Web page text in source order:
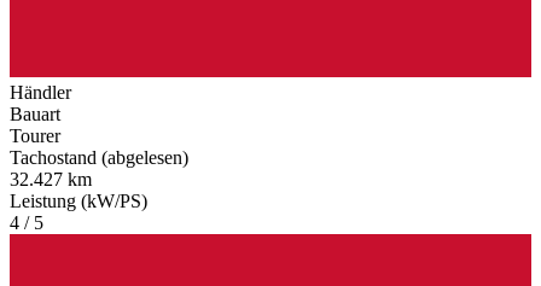
Händler
Bauart
Tourer
Tachostand (abgelesen)
32.427 km
Leistung (kW/PS)
4 / 5